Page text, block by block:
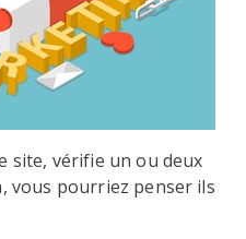
site, vérifie un ou deux
vous pourriez penser ils